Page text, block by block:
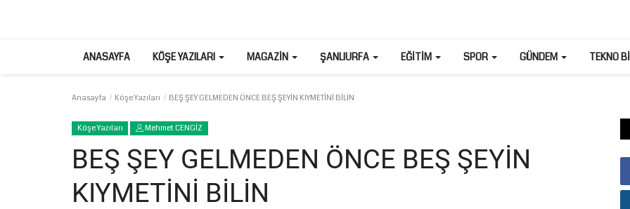
ANASAYFA KÖŞE YAZILARI MAGAZIN ŞANLIURFA EĞITIM SPOR GÜNDEM TEKNO
Anasayfa Köşe Yazıları BEŞ ŞEY GELMEDEN ÖNCE BEŞ ŞEYİN KIYMETİNİ BİLİN
Köşe Yazıları Mehmet CENGİZ
BEŞ ŞEY GELMEDEN ÖNCE BEŞ ŞEYİN
KIYMETİNİ BİLİN